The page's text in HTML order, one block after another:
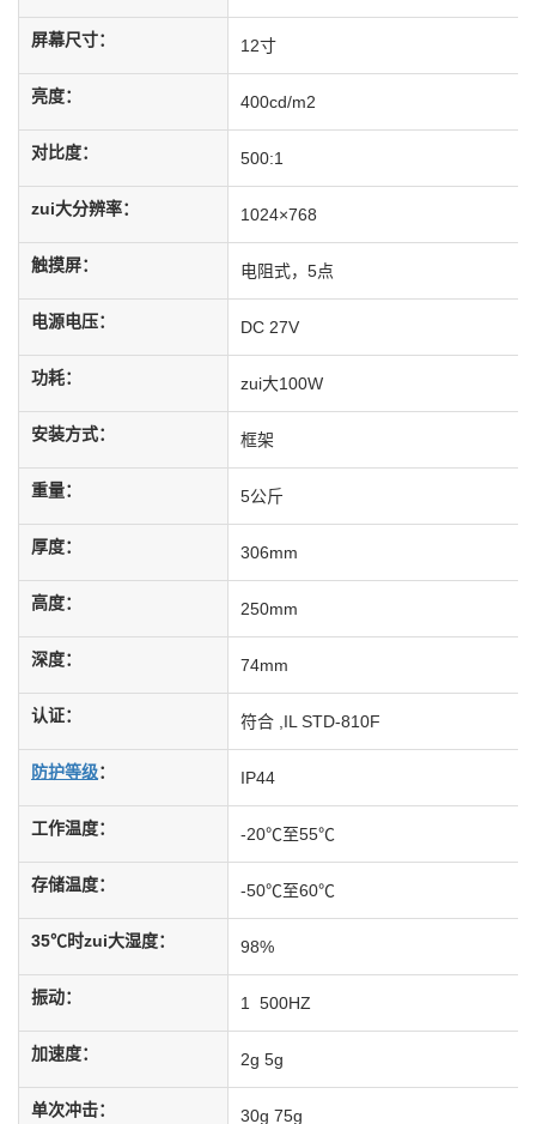
屏幕尺寸： 12寸
亮度： 400cd/m2
对比度： 500:1
zui大分辨率： 1024×768
触摸屏： 电阻式，5点
电源电压： DC 27V
功耗： zui大100W
安装方式： 框架
重量： 5公斤
厚度： 306mm
高度： 250mm
深度： 74mm
认证： 符合 ,IL STD-810F
防护等级： IP44
工作温度： -20℃至55℃
存储温度： -50℃至60℃
35℃时zui大湿度： 98%
振动： 1 500HZ
加速度： 2g 5g
单次冲击： 30g 75g